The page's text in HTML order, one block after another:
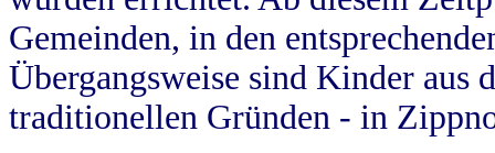
Gemeinden, in den
Übergangsweise sind Kinder aus
traditionellen Gründen - in